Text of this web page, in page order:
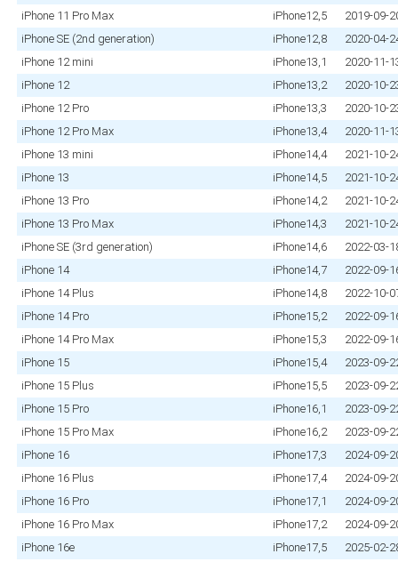
iPhone 11 Pro Max
iPhone12,5
iPhone SE (2nd generation)
iPhone12,8
iPhone 12 mini
iPhone13,1
iPhone 12
iPhone13,2
iPhone 12 Pro
iPhone13,3
iPhone 12 Pro Max
iPhone13,4
iPhone 13 mini
iPhone14,4
iPhone 13
iPhone14,5
iPhone 13 Pro
iPhone14,2
iPhone 13 Pro Max
iPhone14,3
iPhone SE (3rd generation)
iPhone14,6
iPhone 14
iPhone14,7
iPhone 14 Plus
iPhone14,8
iPhone 14 Pro
iPhone15,2
iPhone 14 Pro Max
iPhone15,3
iPhone 15
iPhone15,4
iPhone 15 Plus
iPhone15,5
iPhone 15 Pro
iPhone16,1
iPhone 15 Pro Max
iPhone16,2
iPhone 16
iPhone17,3
iPhone 16 Plus
iPhone17,4
iPhone 16 Pro
iPhone17,1
iPhone 16 Pro Max
iPhone17,2
iPhone 16e
iPhone17,5